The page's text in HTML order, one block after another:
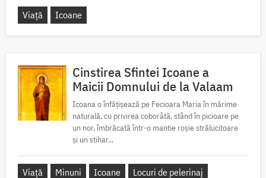
Viață Icoane
Cinstirea Sfintei Icoane a
Maicii Domnului de la Valaam
Icoana o înfățișează pe Fecioara Maria în mărime
naturală, cu privirea coborâtă, stând în picioare pe
un nor, îmbrăcată într-o mantie roșie strălucitoare
și un stihar...
Viață Minuni Icoane
Locuri de pelerinaj